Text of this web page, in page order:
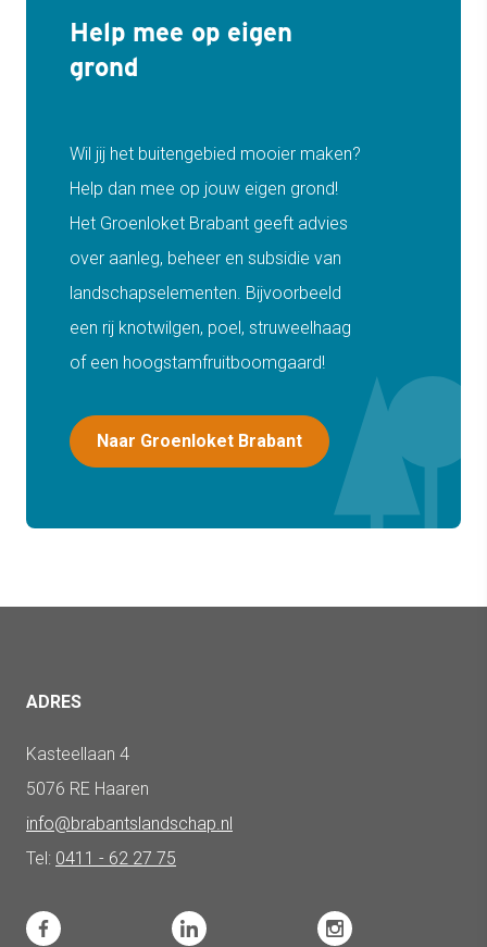
Help mee op eigen
grond
Wil jij het buitengebied mooier maken?
Help dan mee op jouw eigen grond!
Het Groenloket Brabant geeft advies
over aanleg, beheer en subsidie van
landschapselementen. Bijvoorbeeld
een rij knotwilgen, poel, struweelhaag
of een hoogstamfruitboomgaard!
Naar Groenloket Brabant
ADRES
Kasteellaan 4
5076 RE Haaren
info@brabantslandschap.nl
Tel: 0411 - 62 27 75